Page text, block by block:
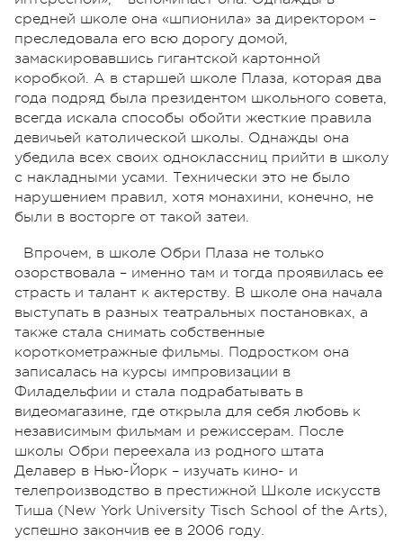
средней школе она «шпионила» за директором –
преследовала его всю дорогу домой,
замаскировавшись гигантской картонной
коробкой. А в старшей школе Плаза, которая два
года подряд была президентом школьного совета,
всегда искала способы обойти жесткие правила
девичьей католической школы. Однажды она
убедила всех своих одноклассниц прийти в школу
с накладными усами. Технически это не было
нарушением правил, хотя монахини, конечно, не
были в восторге от такой затеи.
Впрочем, в школе Обри Плаза не только
озорствовала – именно там и тогда проявилась ее
страсть и талант к актерству. В школе она начала
выступать в разных театральных постановках, а
также стала снимать собственные
короткометражные фильмы. Подростком она
записалась на курсы импровизации в
Филадельфии и стала подрабатывать в
видеомагазине, где открыла для себя любовь к
независимым фильмам и режиссерам. После
школы Обри переехала из родного штата
Делавер в Нью-Йорк – изучать кино- и
телепроизводство в престижной Школе искусств
Тиша (New York University Tisch School of the Arts),
успешно закончив ее в 2006 году.